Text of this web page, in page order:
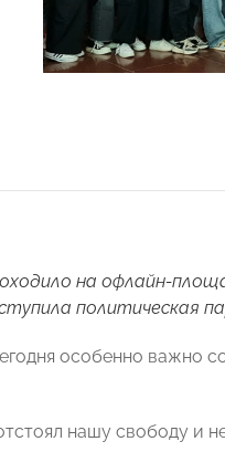
на офлайн-
политическая
особенно важно
нашу свободу и